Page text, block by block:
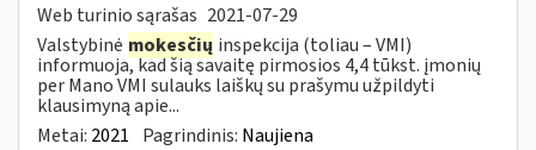
Web turinio sąrašas 2021-07-29
Valstybinė mokesčių inspekcija (toliau – VMI)
informuoja, kad šią savaitę pirmosios 4,4 tūkst. įmonių
per Mano VMI sulauks laiškų su prašymu užpildyti
klausimyną apie...
Metai: 2021 Pagrindinis: Naujiena